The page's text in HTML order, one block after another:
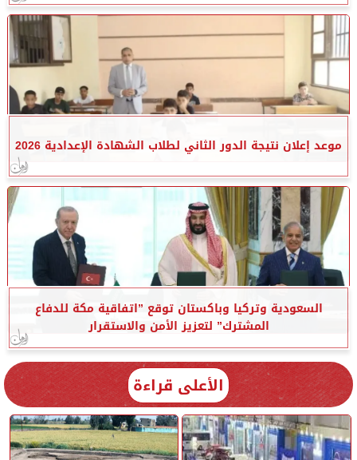
موعد إعلان نتيجة الدور الثاني لطلاب الشهادة الإعدادية 2026
السعودية وتركيا وباكستان توقع ”اتفاقية مكة للدفاع
المشترك” لتعزيز الأمن والاستقرار
الأعلى قراءة